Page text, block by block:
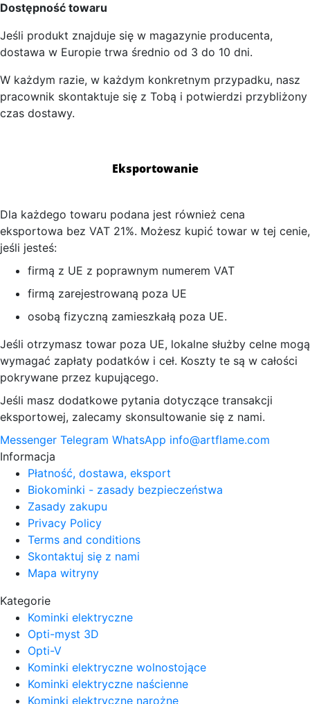
Dostępność towaru
Jeśli produkt znajduje się w magazynie producenta,
dostawa w Europie trwa średnio od 3 do 10 dni.
W każdym razie, w każdym konkretnym przypadku, nasz
pracownik skontaktuje się z Tobą i potwierdzi przybliżony
czas dostawy.
Eksportowanie
Dla każdego towaru podana jest również cena
eksportowa bez VAT 21%. Możesz kupić towar w tej cenie,
jeśli jesteś:
firmą z UE z poprawnym numerem VAT
firmą zarejestrowaną poza UE
osobą fizyczną zamieszkałą poza UE.
Jeśli otrzymasz towar poza UE, lokalne służby celne mogą
wymagać zapłaty podatków i ceł. Koszty te są w całości
pokrywane przez kupującego.
Jeśli masz dodatkowe pytania dotyczące transakcji
eksportowej, zalecamy skonsultowanie się z nami.
Messenger Telegram WhatsApp info@artflame.com
Informacja
Płatność, dostawa, eksport
Biokominki - zasady bezpieczeństwa
Zasady zakupu
Privacy Policy
Terms and conditions
Skontaktuj się z nami
Mapa witryny
Kategorie
Kominki elektryczne
Opti-myst 3D
Opti-V
Kominki elektryczne wolnostojące
Kominki elektryczne naścienne
Kominki elektryczne narożne